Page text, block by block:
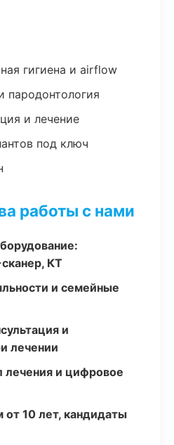
гигиена и airflow
пародонтология
и лечение
под ключ
работы с нами
КТ
и семейные
и
лечении
и цифровое
от 10 лет, кандидаты